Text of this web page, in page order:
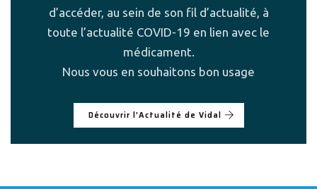
d’accéder, au sein de son fil d’actualité, à
toute l’actualité COVID-19 en lien avec le
médicament.
Nous vous en souhaitons bon usage
Découvrir l'Actualité de Vidal